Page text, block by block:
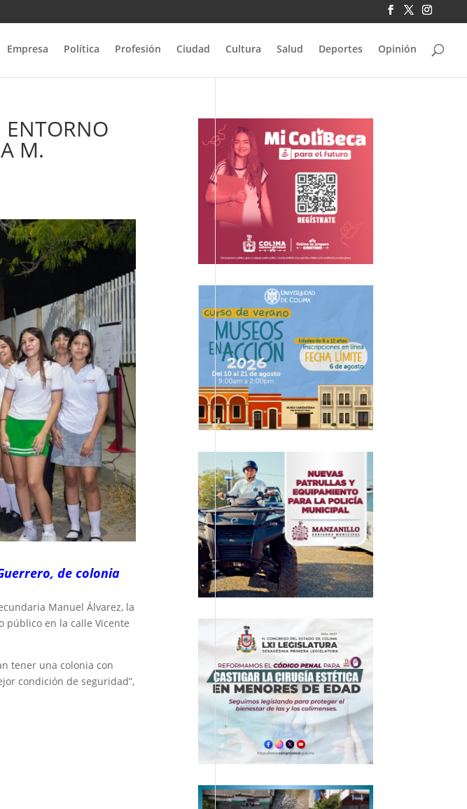
Empresa Política Profesión Ciudad Cultura Salud Deportes Opinión
ENTORNO
M.
de colonia
Manuel Álvarez, la
público en la calle Vicente
tener una colonia con
condición de seguridad”,